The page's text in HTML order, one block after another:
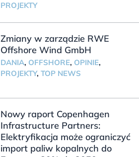
PROJEKTY
Zmiany w zarządzie RWE
Offshore Wind GmbH
DANIA, OFFSHORE, OPINIE,
PROJEKTY, TOP NEWS
Nowy raport Copenhagen
Infrastructure Partners:
Elektryfikacja może ograniczyć
import paliw kopalnych do